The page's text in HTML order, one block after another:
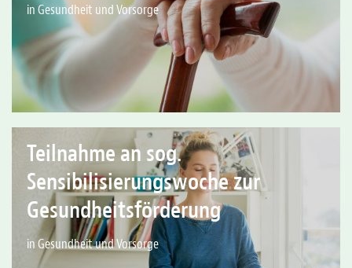
in Gesundheit und Vorsorge
Teilnahme an sog.
Sensibilisierungswoche zur
Gesundheitsförderung
in Gesundheit und Vorsorge